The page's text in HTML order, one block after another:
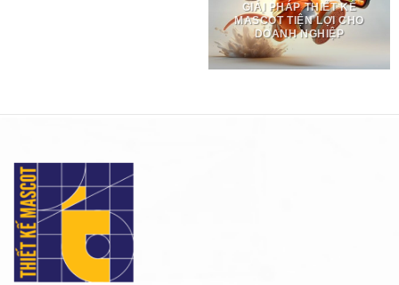
GIẢI PHÁP THIẾT KẾ
MASCOT TIỆN LỢI CHO
DOANH NGHIỆP